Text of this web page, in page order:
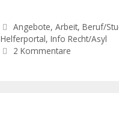
Angebote,Arbeit,Beruf/
Helferportal, Info Recht/Asyl
2 Kommentare